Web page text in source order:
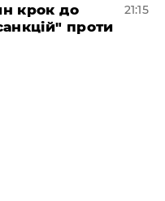
крок до
проти
21:15